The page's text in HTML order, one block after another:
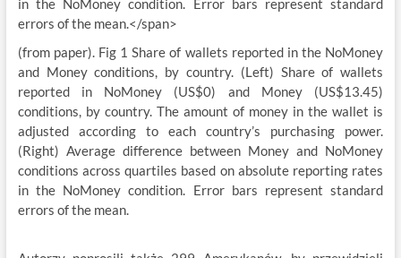
(from paper). Fig 1 Share of wallets reported in the NoMoney
and Money conditions, by country. (Left) Share of wallets
reported in NoMoney (US$0) and Money (US$13.45)
conditions, by country. The amount of money in the wallet is
adjusted according to each country’s purchasing power.
(Right) Average difference between Money and NoMoney
conditions across quartiles based on absolute reporting rates
in the NoMoney condition. Error bars represent standard
errors of the mean.